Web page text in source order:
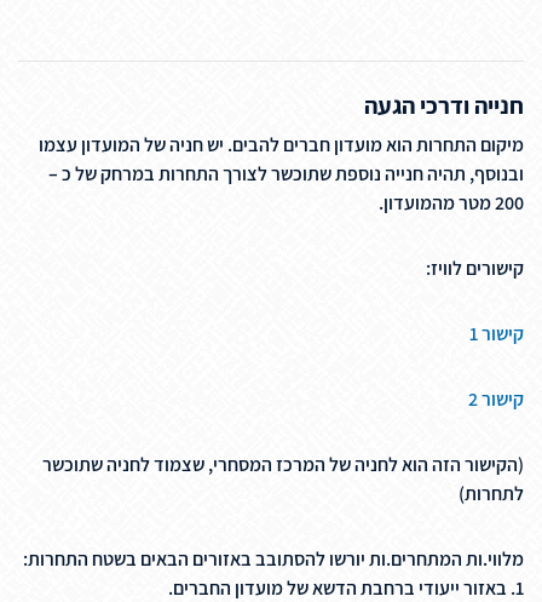
חנייה ודרכי הגעה
מיקום התחרות הוא מועדון חברים להבים. יש חניה של המועדון עצמו
ובנוסף, תהיה חנייה נוספת שתוכשר לצורך התחרות במרחק של כ –
200 מטר מהמועדון.
קישורים לוויז:
קישור 1
קישור 2
(הקישור הזה הוא לחניה של המרכז המסחרי, שצמוד לחניה שתוכשר
לתחרות)
מלווי.ות המתחרים.ות יורשו להסתובב באזורים הבאים בשטח התחרות:
1. באזור ייעודי ברחבת הדשא של מועדון החברים.